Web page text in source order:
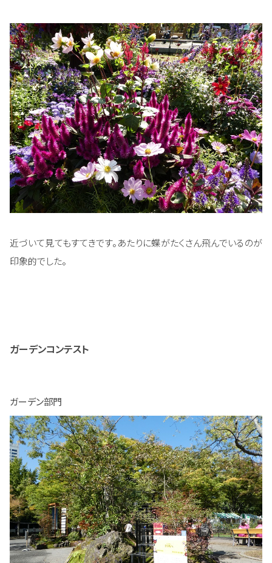
近づいて見てもすてきです。あたりに蝶がたくさん飛んでいるのが
印象的でした。
ガーデンコンテスト
ガーデン部門